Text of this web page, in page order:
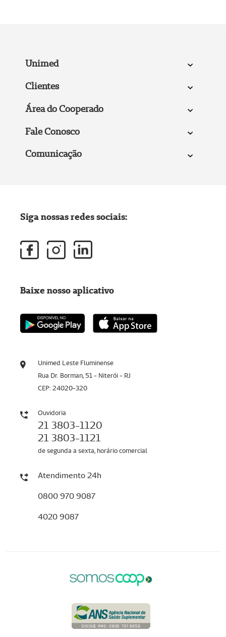
Unimed
Clientes
Área do Cooperado
Fale Conosco
Comunicação
Unimed Leste Fluminense
Rua Dr. Borman, 51 - Niterói - RJ
CEP: 24020-320
Ouvidoria
21 3803-1120
21 3803-1121
de segunda a sexta, horário comercial
Atendimento 24h
0800 970 9087
4020 9087
Siga nossas redes sociais:
Baixe nosso aplicativo